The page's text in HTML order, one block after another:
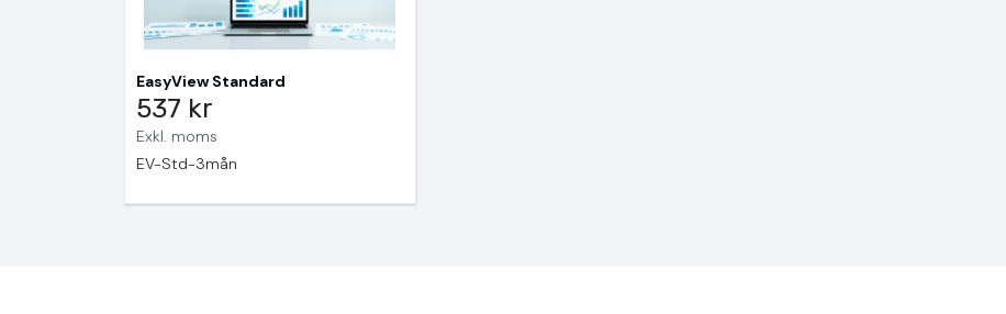
EasyView Standard
537 kr
Exkl. moms
EV-Std-3mån